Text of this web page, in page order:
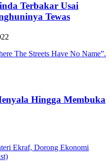
Terbakar Usai
Tewas
Hingga Membuka